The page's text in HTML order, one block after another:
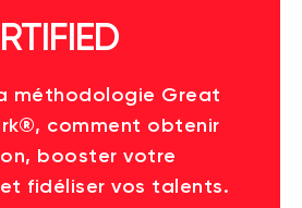
méthodologie Great
comment obtenir
booster votre
fidéliser vos talents.